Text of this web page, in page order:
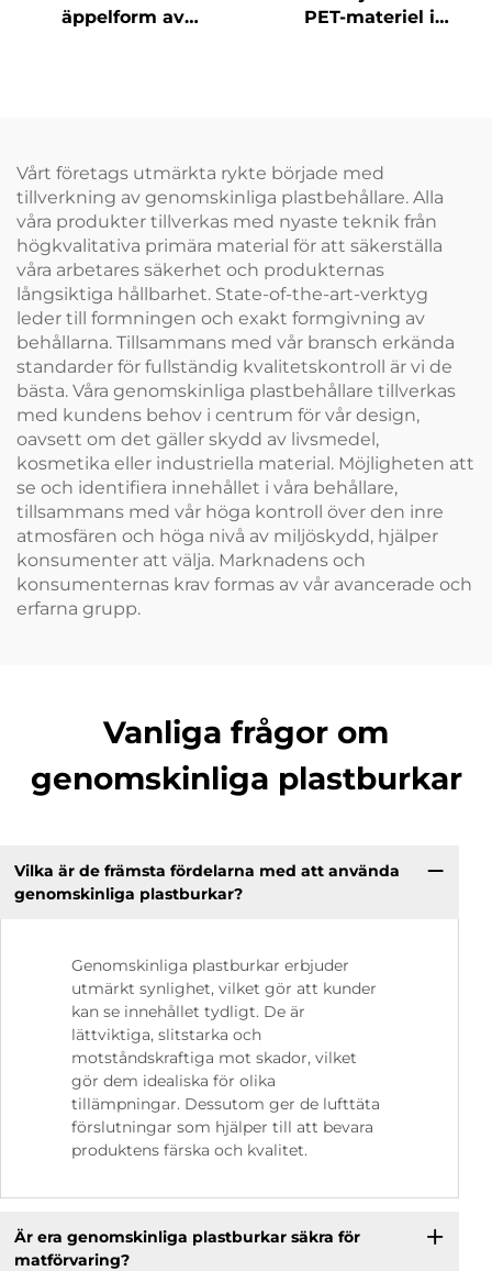
äppelform av
barn gillar
PET-materiel i
Vårt företags utmärkta rykte började med
tillverkning av genomskinliga plastbehållare. Alla
våra produkter tillverkas med nyaste teknik från
högkvalitativa primära material för att säkerställa
våra arbetares säkerhet och produkternas
långsiktiga hållbarhet. State-of-the-art-verktyg
leder till formningen och exakt formgivning av
behållarna. Tillsammans med vår bransch erkända
standarder för fullständig kvalitetskontroll är vi de
bästa. Våra genomskinliga plastbehållare tillverkas
med kundens behov i centrum för vår design,
oavsett om det gäller skydd av livsmedel,
kosmetika eller industriella material. Möjligheten att
se och identifiera innehållet i våra behållare,
tillsammans med vår höga kontroll över den inre
atmosfären och höga nivå av miljöskydd, hjälper
konsumenter att välja. Marknadens och
konsumenternas krav formas av vår avancerade och
erfarna grupp.
Vanliga frågor om
genomskinliga plastburkar
Vilka är de främsta fördelarna med att använda
genomskinliga plastburkar?
Genomskinliga plastburkar erbjuder
utmärkt synlighet, vilket gör att kunder
kan se innehållet tydligt. De är
lättviktiga, slitstarka och
motståndskraftiga mot skador, vilket
gör dem idealiska för olika
tillämpningar. Dessutom ger de lufttäta
förslutningar som hjälper till att bevara
produktens färska och kvalitet.
Är era genomskinliga plastburkar säkra för
matförvaring?